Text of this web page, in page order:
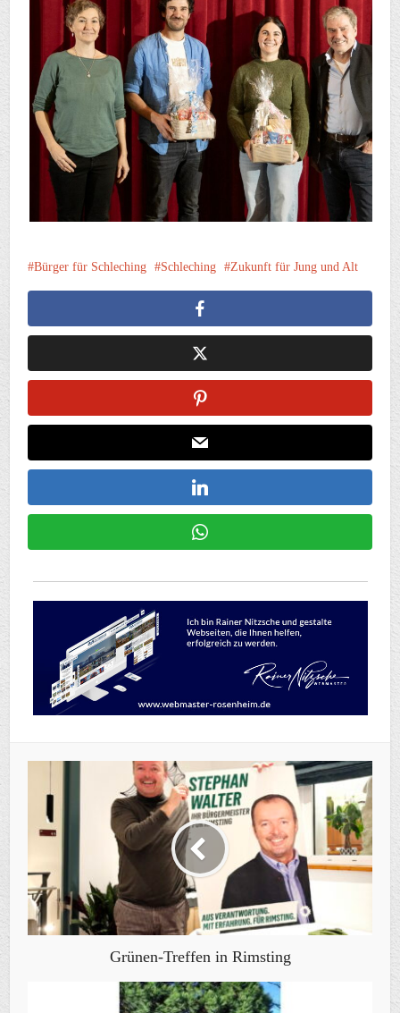
Bürger für Schleching Schleching Zukunft für Jung und Alt
Grünen-Treffen in Rimsting